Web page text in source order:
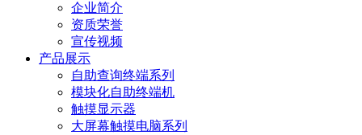
企业简介
资质荣誉
宣传视频
产品展示
自助查询终端系列
模块化自助终端机
触摸显示器
大屏幕触摸电脑系列